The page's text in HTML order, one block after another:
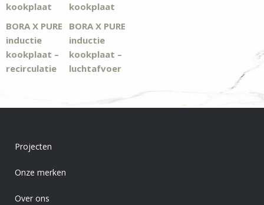
kookplaat
BORA X PURE
inductie
kookplaat –
recirculatie
kookplaat
BORA X PURE
inductie
kookplaat –
luchtafvoer
Projecten
Onze merken
Over ons